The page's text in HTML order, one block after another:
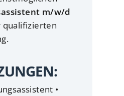
m/w/d
qualifizierten
•